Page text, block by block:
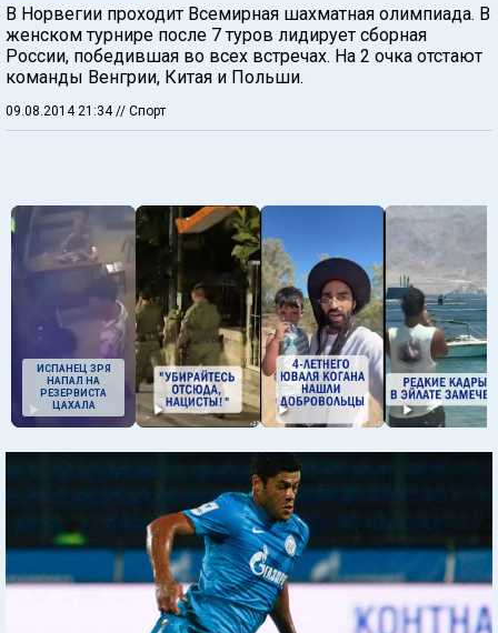
В Норвегии проходит Всемирная шахматная олимпиада. В
женском турнире после 7 туров лидирует сборная
России, победившая во всех встречах. На 2 очка отстают
команды Венгрии, Китая и Польши.
09.08.2014 21:34 // Спорт
ИСПАНЕЦ ЗРЯ
НАПАЛ НА
РЕЗЕРВИСТА
ЦАХАЛА